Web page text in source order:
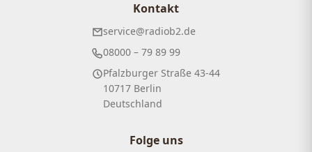
Kontakt
service@radiob2.de
08000 – 79 89 99
Pfalzburger Straße 43-44
10717 Berlin
Deutschland
Folge uns